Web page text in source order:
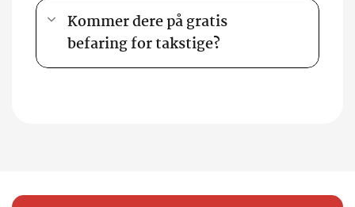
Kommer dere på gratis
befaring for takstige?